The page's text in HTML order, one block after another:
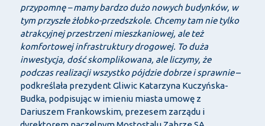
przypomnę – mamy bardzo dużo nowych budynków, w
tym przyszłe żłobko-przedszkole. Chcemy tam nie tylko
atrakcyjnej przestrzeni mieszkaniowej, ale też
komfortowej infrastruktury drogowej. To duża
inwestycja, dość skomplikowana, ale liczymy, że
podczas realizacji wszystko pójdzie dobrze i sprawnie–
podkreślała prezydent Gliwic Katarzyna Kuczyńska-
Budka, podpisując w imieniu miasta umowę z
Dariuszem Frankowskim, prezesem zarządu i